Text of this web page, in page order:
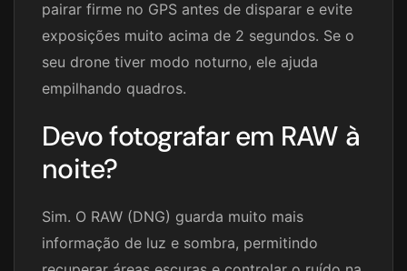
pairar firme no GPS antes de disparar e evite
exposições muito acima de 2 segundos. Se o
seu drone tiver modo noturno, ele ajuda
empilhando quadros.
Devo fotografar em RAW à
noite?
Sim. O RAW (DNG) guarda muito mais
informação de luz e sombra, permitindo